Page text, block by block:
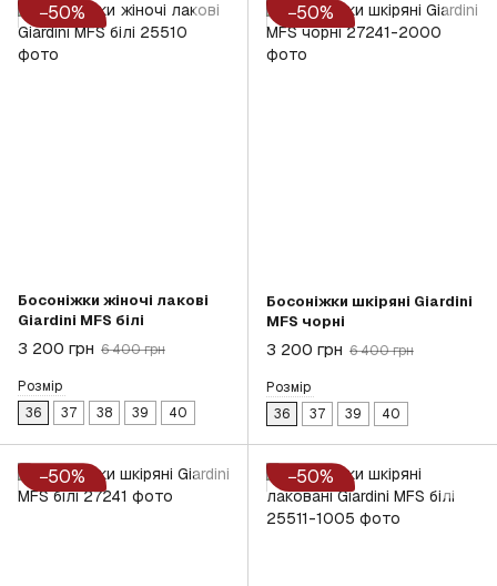
−50%
Босоніжки жіночі лакові
Giardini MFS білі
3 200 грн 6 400 грн
Розмір
36
37 38 39 40
−50%
Босоніжки шкіряні Giardini
MFS чорні
3 200 грн 6 400 грн
Розмір
36
37 39 40
−50% −50%